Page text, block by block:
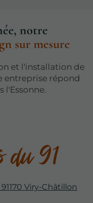
91170 Viry-Châtillon
notre
sur mesure
et l'installation de
entreprise répond
l'Essonne.